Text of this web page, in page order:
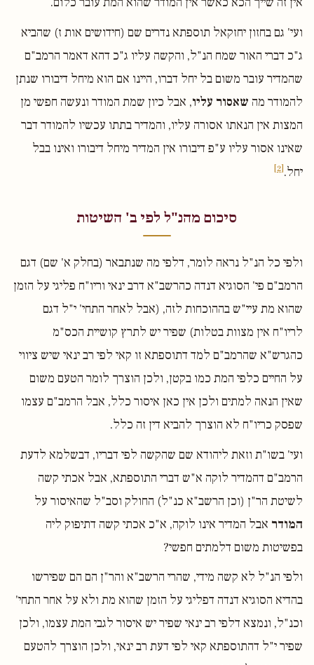
ועי' גם בחזון יחזקאל תוספתא נדרים שם (חידושים אות ז) שהביא
ג"כ דברי האור שמח הנ"ל, והקשה עליו ג"כ דהא דאמר הרמב"ם
שהמדיר עובר משום בל יחל דברו, היינו אם הוא מיחל דיבורו שנתן
להמודר מה שאסור עליו, אבל כיון שמת המודר ונעשה חפשי מן
המצות אין הנאתו אסורה עליו, והמדיר בתתו עכשיו להמודר דבר
שאינו אסור עליו ע"פ דיבורו אין המדיר מיחל דיבורו ואינו בבל
יחל.[2]
סיכום מהנ"ל לפי ב' השיטות
ולפי כל הנ"ל נראה לומר, דלפי מה שנתבאר (בחלק א' שם) דגם
הרמב"ם פי' הסוגיא דנדה כהרשב"א דרב ינאי וריו"ח פליגי על הזמן
שהוא מת עיי"ש בההוכחות לזה, (אבל לאחר התחי' י"ל דגם
לריו"ח אין מצוות בטלות) שפיר יש לתרץ קושיית הכס"מ
כהגרש"א שהרמב"ם למד דתוספתא זו קאי לפי רב ינאי שיש ציווי
על החיים כלפי המת כמו בקטן, ולכן הוצרך לומר הטעם משום
שאין הנאה למתים ולכן אין כאן איסור כלל, אבל הרמב"ם עצמו
שפסק כריו"ח לא הוצרך להביא דין זה כלל.
ועי' בשו"ת וזאת ליהודא שם שהקשה לפי דבריו, דבשלמא לדעת
הרמב"ם דהמדיר לוקה א"ש דברי התוספתא, אבל אכתי קשה
לשיטת הר"ן (וכן הרשב"א כנ"ל) החולק וסב"ל שהאיסור על
המודר אבל המדיר אינו לוקה, א"כ אכתי קשה דתיפוק ליה
בפשיטות משום דלמתים חפשי?
ולפי הנ"ל לא קשה מידי, שהרי הרשב"א והר"ן הם הם שפירשו
בהדיא הסוגיא דנדה דפליגי על הזמן שהוא מת ולא על אחר התחי'
וכנ"ל, ונמצא דלפי רב ינאי שפיר יש איסור לגבי המת עצמו, ולכן
שפיר י"ל דהתוספתא קאי לפי דעת רב ינאי, ולכן הוצרך להטעם